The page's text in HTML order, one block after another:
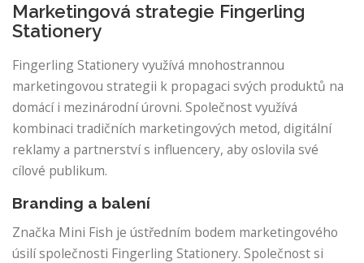
Marketingová strategie Fingerling
Stationery
Fingerling Stationery využívá mnohostrannou
marketingovou strategii k propagaci svých produktů na
domácí i mezinárodní úrovni. Společnost využívá
kombinaci tradičních marketingových metod, digitální
reklamy a partnerství s influencery, aby oslovila své
cílové publikum.
Branding a balení
Značka Mini Fish je ústředním bodem marketingového
úsilí společnosti Fingerling Stationery. Společnost si